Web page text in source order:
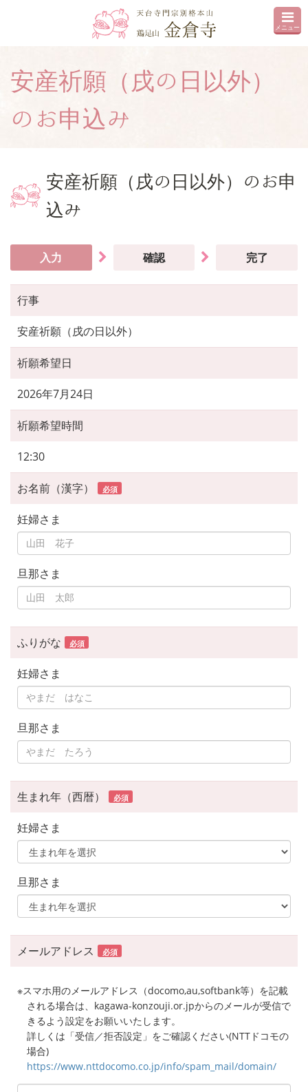
メニュー
安産祈願（戌の日以外）
のお申込み
安産祈願（戌の日以外）のお申
込み
入力 確認 完了
行事
安産祈願（戌の日以外）
祈願希望日
2026年7月24日
祈願希望時間
12:30
お名前（漢字） 必須
妊婦さま
旦那さま
ふりがな 必須
妊婦さま
旦那さま
生まれ年（西暦） 必須
妊婦さま
旦那さま
メールアドレス 必須
※スマホ用のメールアドレス（docomo,au,softbank等）を記載
される場合は、kagawa-konzouji.or.jpからのメールが受信で
きるよう設定をお願いいたします。
詳しくは「受信／拒否設定」をご確認ください(NTTドコモの
場合)
https://www.nttdocomo.co.jp/info/spam_mail/domain/